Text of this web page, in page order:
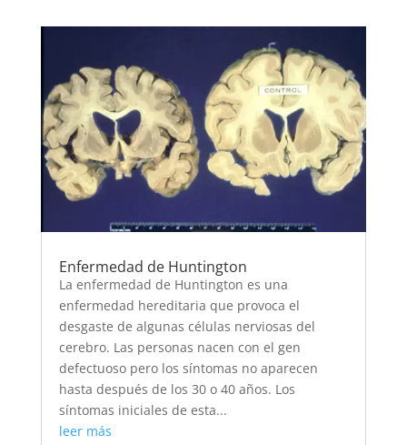
Enfermedad de Huntington
La enfermedad de Huntington es una
enfermedad hereditaria que provoca el
desgaste de algunas células nerviosas del
cerebro. Las personas nacen con el gen
defectuoso pero los síntomas no aparecen
hasta después de los 30 o 40 años. Los
síntomas iniciales de esta...
leer más